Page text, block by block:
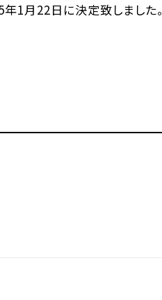
1月22日に決定致しました。